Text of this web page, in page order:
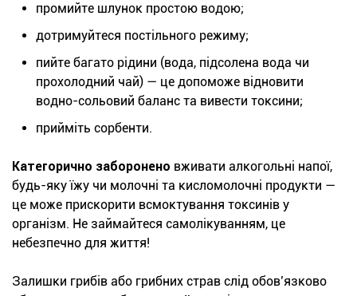
промийте шлунок простою водою;
дотримуйтеся постільного режиму;
пийте багато рідини (вода, підсолена вода чи
прохолодний чай) — це допоможе відновити
водно-сольовий баланс та вивести токсини;
прийміть сорбенти.
Категорично заборонено вживати алкогольні напої,
будь-яку їжу чи молочні та кисломолочні продукти —
це може прискорити всмоктування токсинів у
організм. Не займайтеся самолікуванням, це
небезпечно для життя!
Залишки грибів або грибних страв слід обов’язково